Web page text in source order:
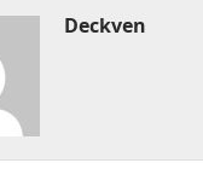
Deckven